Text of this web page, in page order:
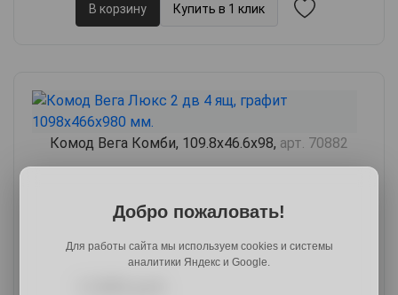
В корзину Купить в 1 клик
Комод Вега Комби, 109.8х46.6х98, арт. 70882
Добро пожаловать!
Для работы сайта мы используем cookies и системы
аналитики Яндекс и Google.